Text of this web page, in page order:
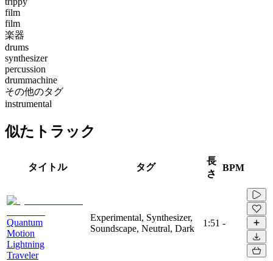
film
film
楽器
drums
synthesizer
percussion
drummachine
その他のタグ
instrumental
似たトラック
タイトル タグ
長
さ
BPM
Quantum
Motion
Lightning
Traveler
Experimental, Synthesizer,
Soundscape, Neutral, Dark
1:51 -